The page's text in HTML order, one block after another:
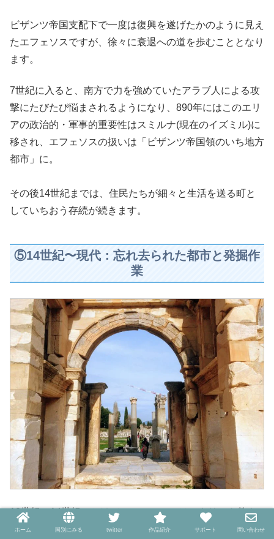
ビザンツ帝国支配下で一度は復興を遂げたかのように見え
たエフェソスですが、徐々に衰退への道を歩むこととなり
ます。
7世紀に入ると、南方で力を強めていたアラブ人による攻
撃にたびたび悩まされるようになり、890年にはこのエリ
アの政治的・軍事的重要性はスミルナ(現在のイズミル)に
移され、エフェソスの扱いは「ビザンツ帝国領のいち地方
都市」に。
その後14世紀までは、住民たちが細々と生活を送る町と
していちおう存続が続きます。
⑤14世紀〜現代：忘れ去られた都市と発掘作
業
12世紀～14世紀にかけてのエフェソスは、キリスト教を
主軸とするビザンツ帝国が弱体化し、東方や南方からやっ
ホーム 国別にみる twitter 作品紹介 サポート 問い合わせ